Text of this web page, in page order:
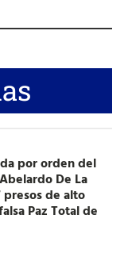
por orden del
De La
presos de alto
Paz Total de